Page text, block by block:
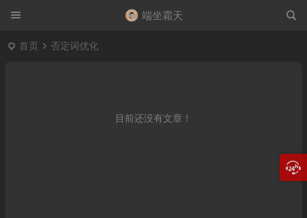
端坐霜天
首页 否定词优化
目前还没有文章！